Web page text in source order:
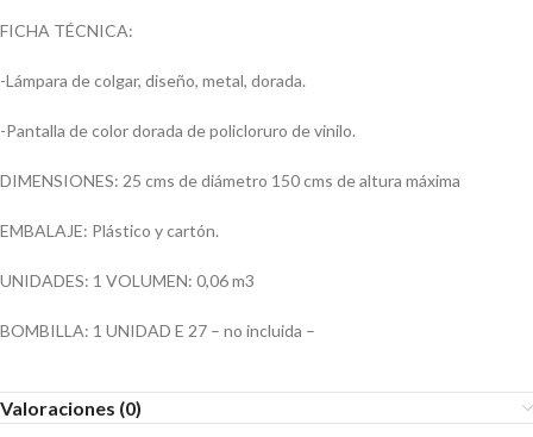
FICHA TÉCNICA:
-Lámpara de colgar, diseño, metal, dorada.
-Pantalla de color dorada de policloruro de vinilo.
DIMENSIONES: 25 cms de diámetro 150 cms de altura máxima
EMBALAJE: Plástico y cartón.
UNIDADES: 1 VOLUMEN: 0,06 m3
BOMBILLA: 1 UNIDAD E 27 – no incluida –
Valoraciones (0)